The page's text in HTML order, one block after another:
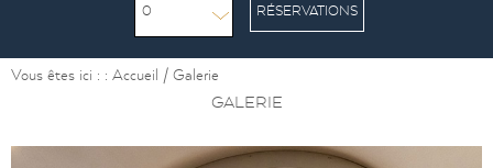
0
Vous êtes ici : : Accueil / Galerie
GALERIE